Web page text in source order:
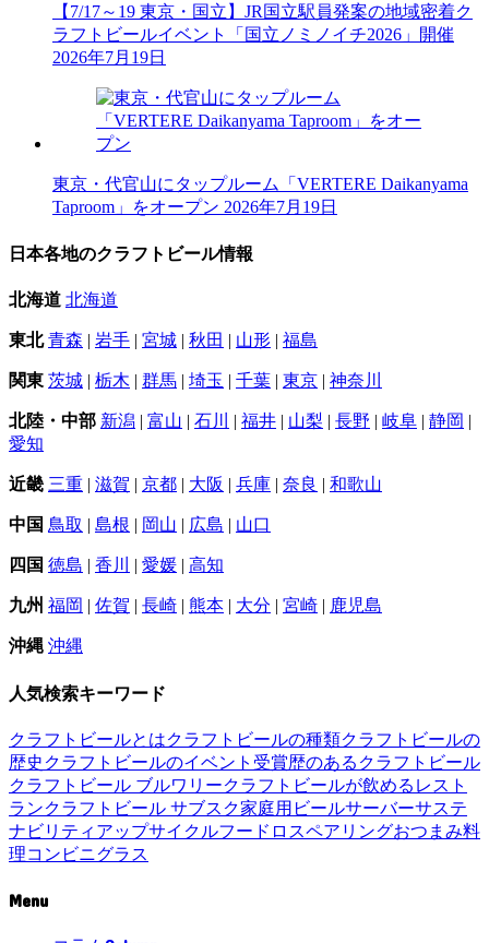
【7/17～19 東京・国立】JR国立駅員発案の地域密着ク
ラフトビールイベント「国立ノミノイチ2026」開催
2026年7月19日
東京・代官山にタップルーム「VERTERE Daikanyama
Taproom」をオープン 2026年7月19日
日本各地のクラフトビール情報
北海道 北海道
東北 青森 岩手 宮城 秋田 山形 福島
関東 茨城 栃木 群馬 埼玉 千葉 東京 神奈川
北陸・中部 新潟 富山 石川 福井 山梨 長野 岐阜 静岡
愛知
近畿 三重 滋賀 京都 大阪 兵庫 奈良 和歌山
中国 鳥取 島根 岡山 広島 山口
四国 徳島 香川 愛媛 高知
九州 福岡 佐賀 長崎 熊本 大分 宮崎 鹿児島
沖縄 沖縄
人気検索キーワード
クラフトビールとはクラフトビールの種類クラフトビールの
歴史 クラフトビールのイベント 受賞歴のあるクラフトビール
クラフトビール ブルワリークラフトビールが飲めるレスト
ランクラフトビール サブスク家庭用ビールサーバーサステ
ナビリティ アップサイクルフードロスペアリングおつまみ料
理コンビニグラス
Menu